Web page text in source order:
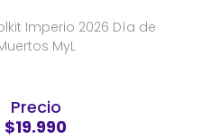
Imperio 2026 Día de
MyL
Precio
$19.990